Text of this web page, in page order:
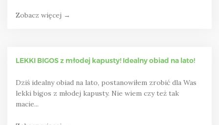
Zobacz więcej →
LEKKI BIGOS z młodej kapusty! Idealny obiad na lato!
Dziś idealny obiad na lato, postanowiłem zrobić dla Was
lekki bigos z młodej kapusty. Nie wiem czy też tak
macie...